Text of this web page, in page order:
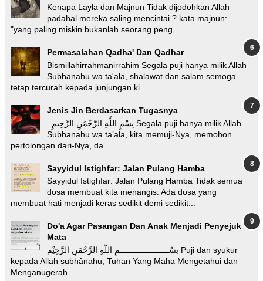
Kenapa Layla dan Majnun Tidak dijodohkan Allah
padahal mereka saling mencintai ? kata majnun:
"yang paling miskin bukanlah seorang peng...
Permasalahan Qadha' Dan Qadhar
Bismillahirrahmanirrahim Segala puji hanya milik Allah
Subhanahu wa ta'ala, shalawat dan salam semoga
tetap tercurah kepada junjungan ki...
Jenis Jin Berdasarkan Tugasnya
Subhanahu wa ta’ala, kita memuji-Nya, memohon
pertolongan dari-Nya, da...
Sayyidul Istighfar: Jalan Pulang Hamba
Sayyidul Istighfar: Jalan Pulang Hamba Tidak semua
dosa membuat kita menangis. Ada dosa yang
membuat hati menjadi keras sedikit demi sedikit...
Do'a Agar Pasangan Dan Anak Menjadi Penyejuk
Mata
بسْـــــــــــــــــــــمِ اللّهِ الرَّحْمَنِ الرَّحِيْم Puji dan syukur
kepada Allah subhânahu, Tuhan Yang Maha Mengetahui dan
Menganugerah...